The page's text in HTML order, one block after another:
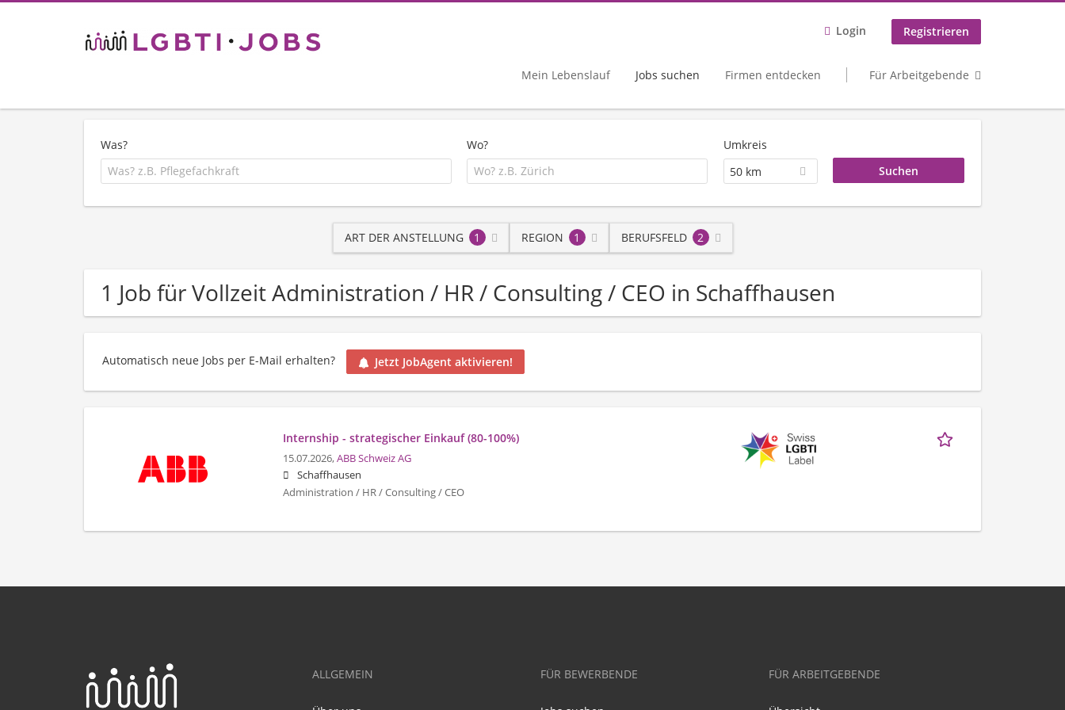
Login Registrieren
Mein Lebenslauf Jobs suchen Firmen entdecken Für Arbeitgebende
Was? Wo?
Umkreis
50 km
ART DER ANSTELLUNG 1 REGION 1 BERUFSFELD 2
1 Job für Vollzeit Administration / HR / Consulting / CEO in Schaffhausen
Automatisch neue Jobs per E-Mail erhalten? Jetzt JobAgent aktivieren!
Internship - strategischer Einkauf (80-100%)
15.07.2026,ABB Schweiz AG
Schaffhausen
Administration / HR / Consulting / CEO
ALLGEMEIN FÜR BEWERBENDE FÜR ARBEITGEBENDE